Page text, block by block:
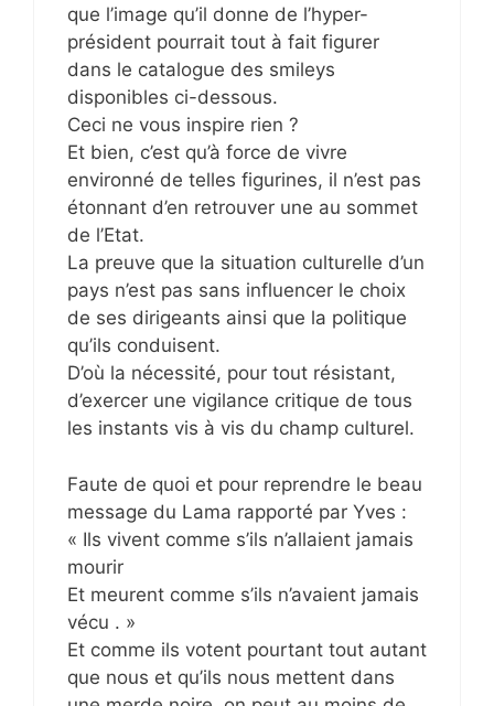
que l’image qu’il donne de l’hyper-
président pourrait tout à fait figurer
dans le catalogue des smileys
disponibles ci-dessous.
Ceci ne vous inspire rien ?
Et bien, c’est qu’à force de vivre
environné de telles figurines, il n’est pas
étonnant d’en retrouver une au sommet
de l’Etat.
La preuve que la situation culturelle d’un
pays n’est pas sans influencer le choix
de ses dirigeants ainsi que la politique
qu’ils conduisent.
D’où la nécessité, pour tout résistant,
d’exercer une vigilance critique de tous
les instants vis à vis du champ culturel.
Faute de quoi et pour reprendre le beau
message du Lama rapporté par Yves :
« Ils vivent comme s’ils n’allaient jamais
mourir
Et meurent comme s’ils n’avaient jamais
vécu . »
Et comme ils votent pourtant tout autant
que nous et qu’ils nous mettent dans